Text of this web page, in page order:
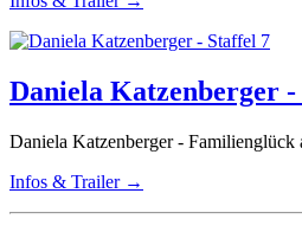
Daniela Katzenberger
Daniela Katzenberger -
Infos & Trailer →